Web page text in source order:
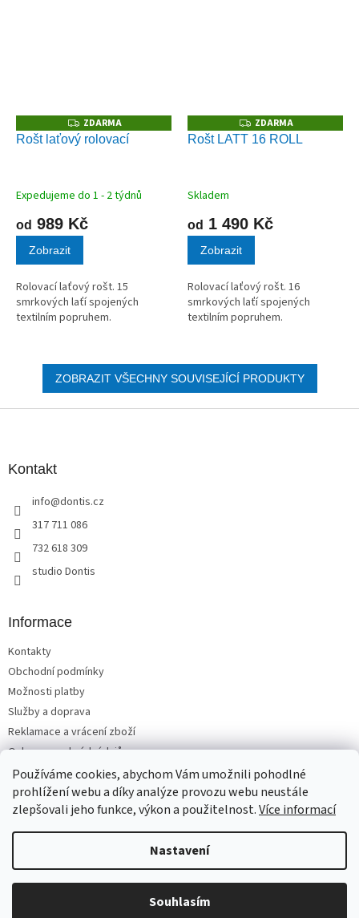
Používáme cookies, abychom Vám umožnili pohodlné
prohlížení webu a díky analýze provozu webu neustále
zlepšovali jeho funkce, výkon a použitelnost.Více informací
Nastavení
Souhlasím
Z
D
A
ZDARMA
Rošt laťový rolovací
Expedujeme do 1 - 2 týdnů
od 989 Kč
Zobrazit
Rolovací laťový rošt. 15
smrkových laťí spojených
textilním popruhem.
Z
D
A
ZDARMA
Rošt LATT 16 ROLL
Skladem
od 1 490 Kč
Zobrazit
Rolovací laťový rošt. 16
smrkových laťí spojených
textilním popruhem.
ZOBRAZIT VŠECHNY SOUVISEJÍCÍ PRODUKTY
Kontakt
info@dontis.cz
317 711 086
732 618 309
studio Dontis
Informace
Kontakty
Obchodní podmínky
Možnosti platby
Služby a doprava
Reklamace a vrácení zboží
Ochrana osobních údajů
Copyright 2026Matrace, postele, nábytek Benešov. Všechna
práva vyhrazena.Upravit nastavení cookies